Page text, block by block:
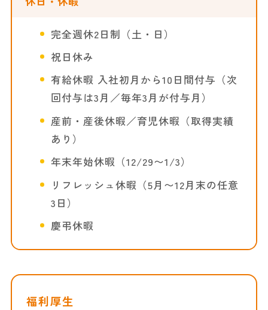
完全週休2日制（土・日）
祝日休み
有給休暇 入社初月から10日間付与（次
回付与は3月／毎年3月が付与月）
産前・産後休暇／育児休暇（取得実績
あり）
年末年始休暇（12/29〜1/3）
リフレッシュ休暇（5月〜12月末の任意
3日）
慶弔休暇
福利厚生